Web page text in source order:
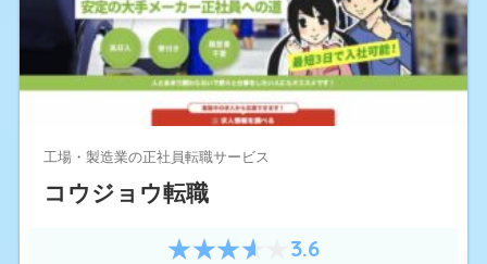
工場・製造業の正社員転職サービス
コウジョウ転職
3.6